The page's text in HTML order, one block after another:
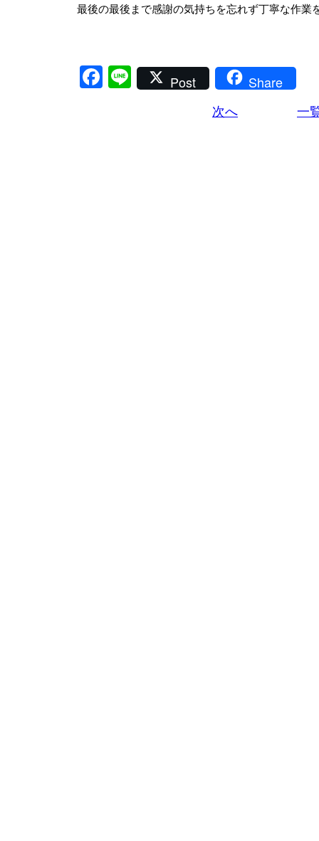
最後の最後まで感謝の気持ちを忘れず丁寧な作業
Facebook
LinePost Share
次へ 一